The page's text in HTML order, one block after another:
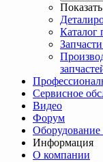
Сервисное
Видео
Форум
Оборудование
Информация
О компании